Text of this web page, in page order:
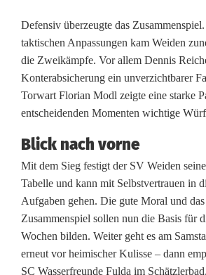
H
e
i
m
s
p
i
e
l
Defensiv überzeugte das
taktischen Anpassungen kam Weiden
die Zweikämpfe. Vor allem Dennis
Konterabsicherung ein unverzichtbarer
Torwart Florian Modl zeigte eine starke
entscheidenden Momenten wichtige
Blick nach vorne
Mit dem Sieg festigt der SV Weiden
Tabelle und kann mit Selbstvertrauen in
Aufgaben gehen. Die gute Moral und
Zusammenspiel sollen nun die Basis für
Wochen bilden. Weiter geht es am
erneut vor heimischer Kulisse – dann
SC Wasserfreunde Fulda im Schätzlerbad.